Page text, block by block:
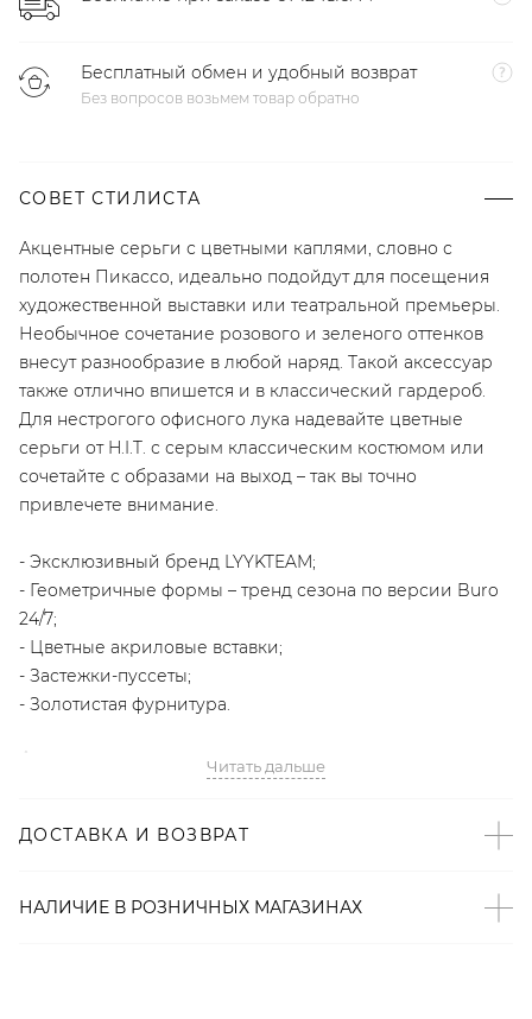
Бесплатный обмен и удобный возврат
Без вопросов возьмем товар обратно
СОВЕТ СТИЛИСТА
Акцентные серьги с цветными каплями, словно с
полотен Пикассо, идеально подойдут для посещения
художественной выставки или театральной премьеры.
Необычное сочетание розового и зеленого оттенков
внесут разнообразие в любой наряд. Такой аксессуар
также отлично впишется и в классический гардероб.
Для нестрогого офисного лука надевайте цветные
серьги от H.I.T. с серым классическим костюмом или
сочетайте с образами на выход – так вы точно
привлечете внимание.
- Эксклюзивный бренд LYYKTEAM;
- Геометричные формы – тренд сезона по версии Buro
24/7;
- Цветные акриловые вставки;
- Застежки-пуссеты;
- Золотистая фурнитура.
Артикул Читать дальше
ДОСТАВКА И ВОЗВРАТ
НАЛИЧИЕ В РОЗНИЧНЫХ МАГАЗИНАХ